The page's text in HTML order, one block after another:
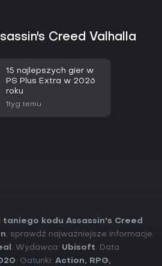
Creed Valhalla
15 najlepszych gier w
PS Plus Extra w 2026
roku
1tyg temu
taniego kodu Assassin's Creed
, sprawdź najważniejsze informacje.
. Wydawca: Ubisoft. Data
. Gatunki: Action, RPG,